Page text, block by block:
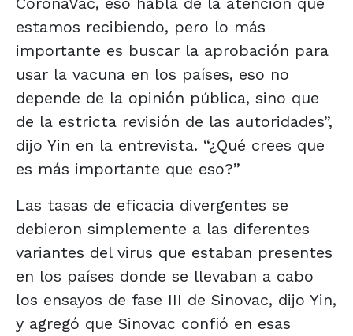
estamos recibiendo, pero lo más
importante es buscar la aprobación para
usar la vacuna en los países, eso no
depende de la opinión pública, sino que
de la estricta revisión de las autoridades”,
dijo Yin en la entrevista. “¿Qué crees que
es más importante que eso?”
Las tasas de eficacia divergentes se
debieron simplemente a las diferentes
variantes del virus que estaban presentes
en los países donde se llevaban a cabo
los ensayos de fase III de Sinovac, dijo Yin,
y agregó que Sinovac confió en esas